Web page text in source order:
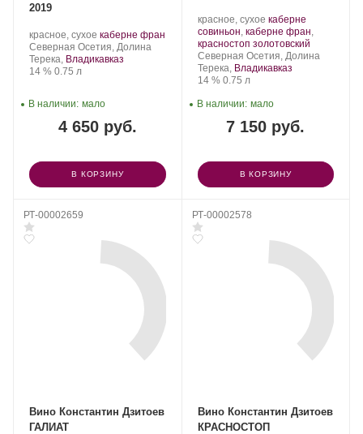
2019
Производитель:
Константин
Дзитоев.
красное, сухое .
Сорт
винограда:
каберне фран
Регион:
Северная Осетия, Долина
Терека, Владикавказ
Крепость
14 %. Объем
0.75 л
4 650 руб.
В наличии: мало
В КОРЗИНУ
Производитель:
Константин
Дзитоев.
красное, сухое .
Сорт
винограда:
каберне
совиньон, каберне фран,
красностоп золотовский.
Регион:
Северная Осетия, Долина
Терека, Владикавказ
Крепость
14 %. Объем
0.75 л
7 150 руб.
В наличии: мало
В КОРЗИНУ
РТ-00002659
Вино Константин Дзитоев
ГАЛИАТ
РТ-00002578
Вино Константин Дзитоев
КРАСНОСТОП